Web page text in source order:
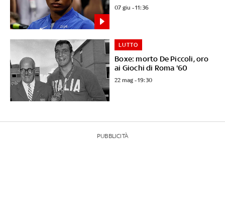
07 giu - 11:36
Boxe: morto De Piccoli, oro
ai Giochi di Roma '60
LUTTO
22 mag - 19:30
PUBBLICITÀ